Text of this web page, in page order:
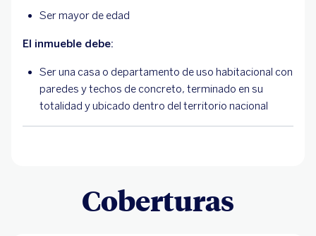
Ser mayor de edad
El inmueble debe:
Ser una casa o departamento de uso habitacional con
paredes y techos de concreto, terminado en su
totalidad y ubicado dentro del territorio nacional
Coberturas